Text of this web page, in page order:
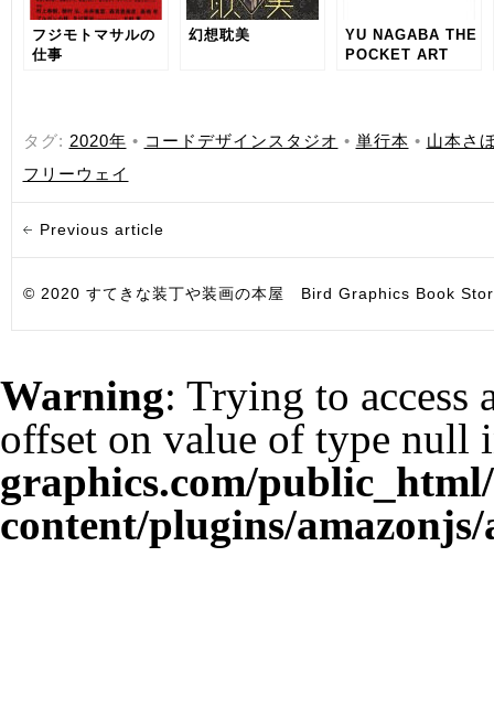
フジモトマサルの
仕事
幻想耽美
YU NAGABA THE
POCKET ART
タグ: 2020年 • コードデザインスタジオ • 単行本 • 山本さ
フリーウェイ
Previous article
© 2020 すてきな装丁や装画の本屋 Bird Graphics Book
Warning: Trying to access
offset on value of type null
graphics.com/
content/plugins/